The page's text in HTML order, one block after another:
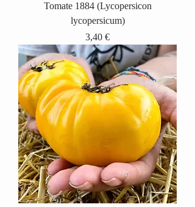
Tomate 1884 (Lycopersicon
lycopersicum)
Prix
3,40 €